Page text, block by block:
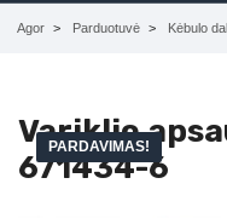
Agor Parduotuvė Kėbulo
Variklio
671434-6
PARDAVIMAS!